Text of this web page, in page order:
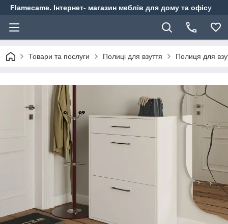
Flamecame. Інтернет- магазин меблів для дому та офісу
Товари та послуги Полиці для взуття Полиця для